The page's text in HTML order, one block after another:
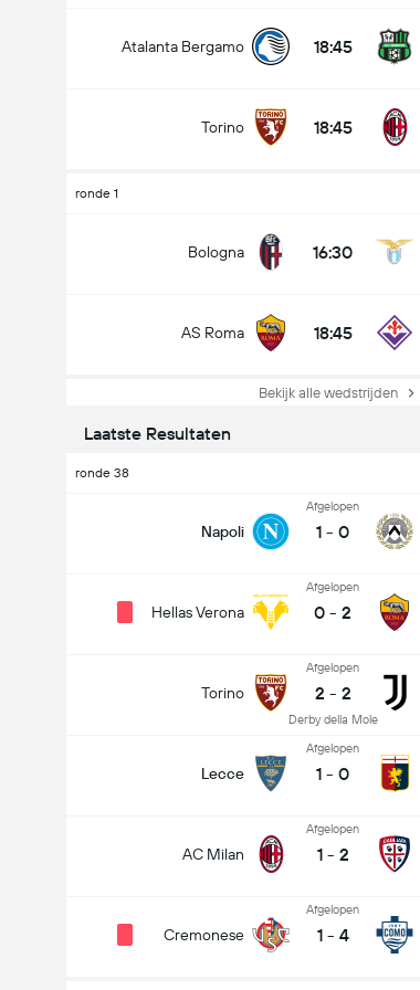
Atalanta Bergamo 18:45
Torino 18:45
ronde 1
Bologna 16:30
AS Roma 18:45
Bekijk alle wedstrijden
Laatste Resultaten
ronde 38
Napoli
Afgelopen
1 - 0
Hellas Verona
Afgelopen
0 - 2
Torino
Afgelopen
2 - 2
Derby della Mole
Lecce
Afgelopen
1 - 0
AC Milan
Afgelopen
1 - 2
Cremonese
Afgelopen
1 - 4